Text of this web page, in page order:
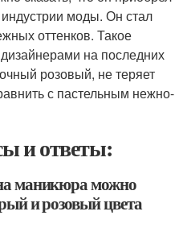
моды. Он стал
оттенков. Такое
на последних
розовый, не теряет
с пастельным нежно-
и ответы:
маникюра можно
и розовый цвета